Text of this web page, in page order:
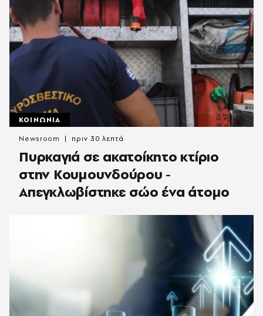
ΚΟΙΝΩΝΙΑ
Πυρκαγιά σε ακατοίκητο κτίριο
στην Κουμουνδούρου -
Απεγκλωβίστηκε σώο ένα άτομο
Newsroom πριν 30 λεπτά